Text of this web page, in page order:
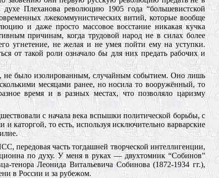
Плеханова революцию 1905 года “большевистской
лжекоммунистических витий, которые вообще
и даже просто массовое восстание никакая кучка
причинам, когда трудовой народ не в силах более
угнетение, не желая и не умея пойти ему на уступки.
от такой роли означало бы для них предать рабочих и
не было изолированным, случайным событием. Оно лишь
месяцами ранее, но носила то вооружённый, то
время и в разных местах, что позволяло царизму
с начала века вспышки политической борьбы, с
каторгой, то есть, используя исключительно варварские
передовая часть тогдашней творческой интеллигенции,
по духу. У меня в руках — двухтомник “Собинов”
тенора Леонида Витальевича Собинова (1872-1934 гг.),
в России и за рубежом.